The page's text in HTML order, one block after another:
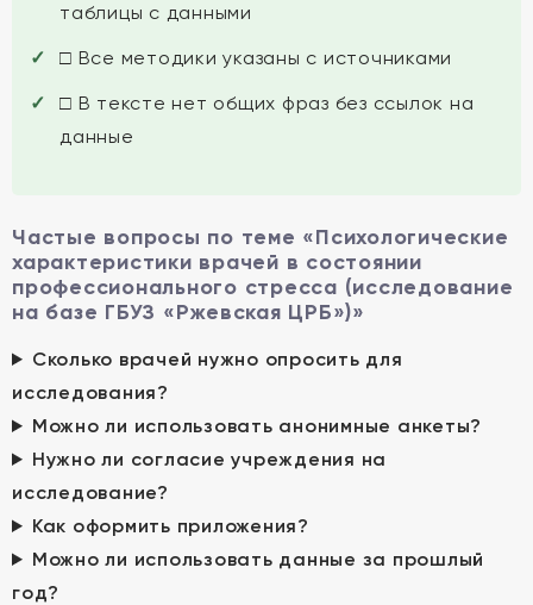
таблицы с данными
□ Все методики указаны с источниками
□ В тексте нет общих фраз без ссылок на
данные
Частые вопросы по теме «Психологические
характеристики врачей в состоянии
профессионального стресса (исследование
на базе ГБУЗ «Ржевская ЦРБ»)»
Сколько врачей нужно опросить для
исследования?
Можно ли использовать анонимные анкеты?
Нужно ли согласие учреждения на
исследование?
Как оформить приложения?
Можно ли использовать данные за прошлый
год?